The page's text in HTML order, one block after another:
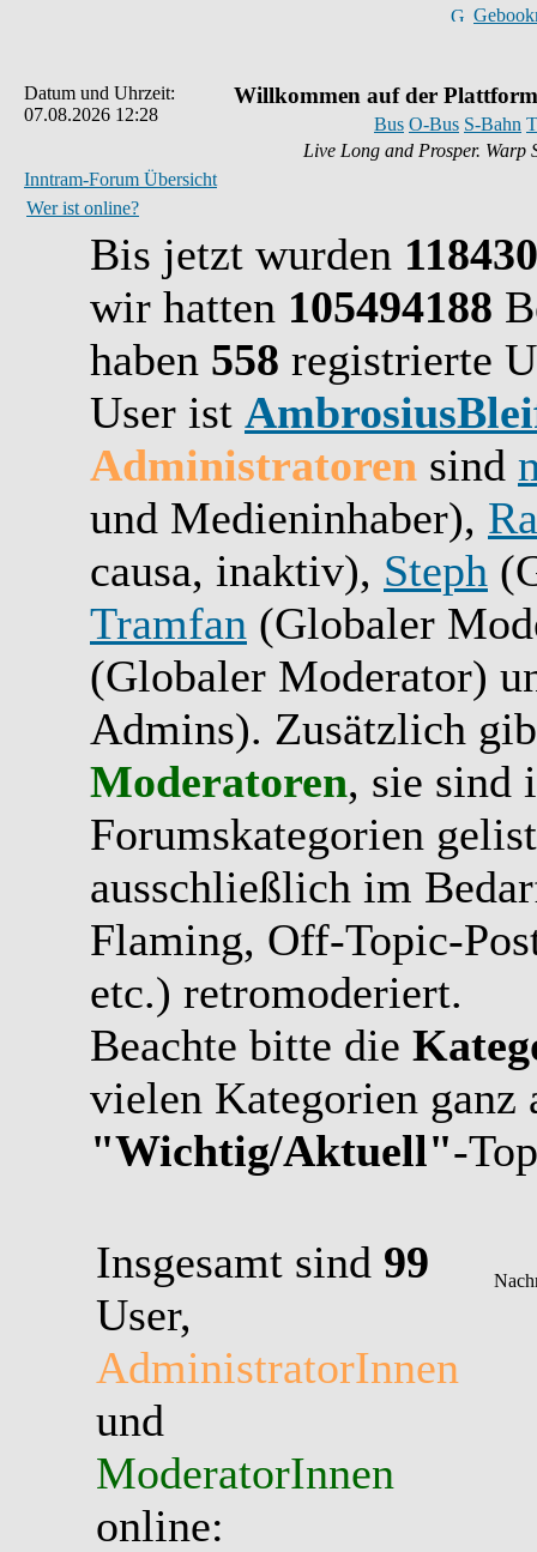
Datum und Uhrzeit:
07.08.2026 12:28
Inntram-Forum Übersicht
Willkommen auf der
Bus O-Bus S-Bahn
Live Long and Prosper. Warp
Wer ist online?
Bis jetzt wurden 118430
wir hatten 105494188
haben 558 registrierte
User ist
Administratoren sind
und Medieninhaber),
causa, inaktiv), Steph
Tramfan (Globaler
(Globaler Moderator)
Admins). Zusätzlich
Moderatoren, sie sind
Forumskategorien
ausschließlich im
Flaming, Off-Topic-
etc.) retromoderiert.
Beachte bitte die
vielen Kategorien ganz
"Wichtig/Aktuell"-
Insgesamt sind 99
User,
AdministratorInnen
und
ModeratorInnen
online: